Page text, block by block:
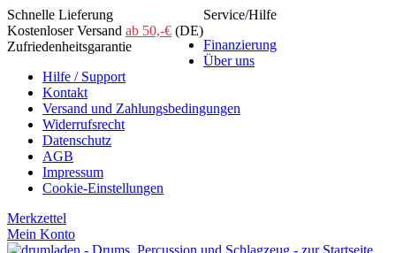
Schnelle Lieferung
Kostenloser Versand ab 50,-€ (DE)
Zufriedenheitsgarantie
Service/Hilfe
Finanzierung
Über uns
Hilfe / Support
Kontakt
Versand und Zahlungsbedingungen
Widerrufsrecht
Datenschutz
AGB
Impressum
Cookie-Einstellungen
Merkzettel
Mein Konto